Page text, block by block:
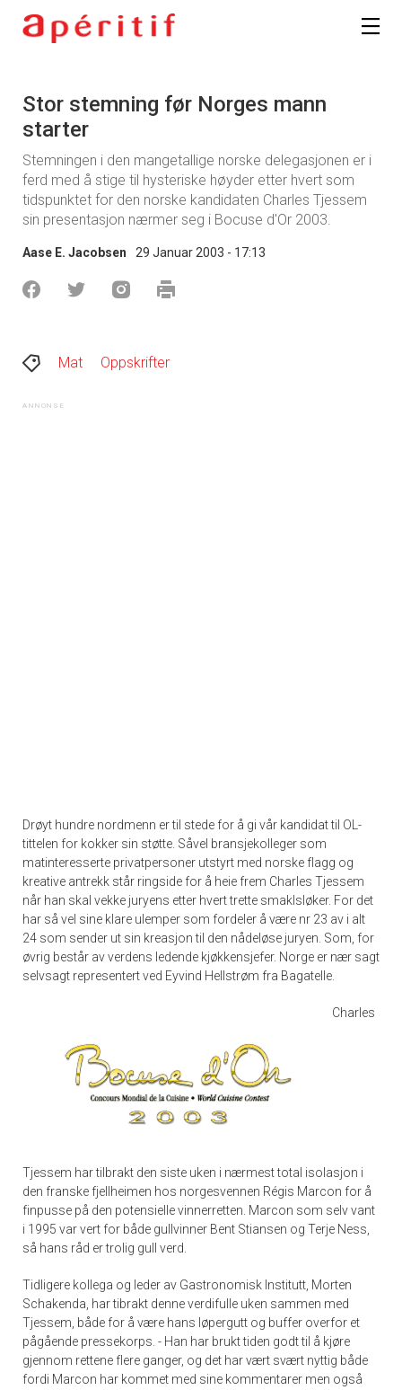
Stor stemning før Norges mann
starter
Stemningen i den mangetallige norske delegasjonen er i
ferd med å stige til hysteriske høyder etter hvert som
tidspunktet for den norske kandidaten Charles Tjessem
sin presentasjon nærmer seg i Bocuse d'Or 2003.
Aase E. Jacobsen 29 Januar 2003 - 17:13
Mat Oppskrifter
Drøyt hundre nordmenn er til stede for å gi vår kandidat til OL-
tittelen for kokker sin støtte. Såvel bransjekolleger som
matinteresserte privatpersoner utstyrt med norske flagg og
kreative antrekk står ringside for å heie frem Charles Tjessem
når han skal vekke juryens etter hvert trette smaklsløker. For det
har så vel sine klare ulemper som fordeler å være nr 23 av i alt
24 som sender ut sin kreasjon til den nådeløse juryen. Som, for
øvrig består av verdens ledende kjøkkensjefer. Norge er nær sagt
selvsagt representert ved Eyvind Hellstrøm fra Bagatelle.
Charles
Tjessem har tilbrakt den siste uken i nærmest total isolasjon i
den franske fjellheimen hos norgesvennen Régis Marcon for å
finpusse på den potensielle vinnerretten. Marcon som selv vant
i 1995 var vert for både gullvinner Bent Stiansen og Terje Ness,
så hans råd er trolig gull verd.
Tidligere kollega og leder av Gastronomisk Institutt, Morten
Schakenda, har tibrakt denne verdifulle uken sammen med
Tjessem, både for å være hans løpergutt og buffer overfor et
pågående pressekorps. - Han har brukt tiden godt til å kjøre
gjennom rettene flere ganger, og det har vært svært nyttig både
fordi Marcon har kommet med sine kommentarer men også